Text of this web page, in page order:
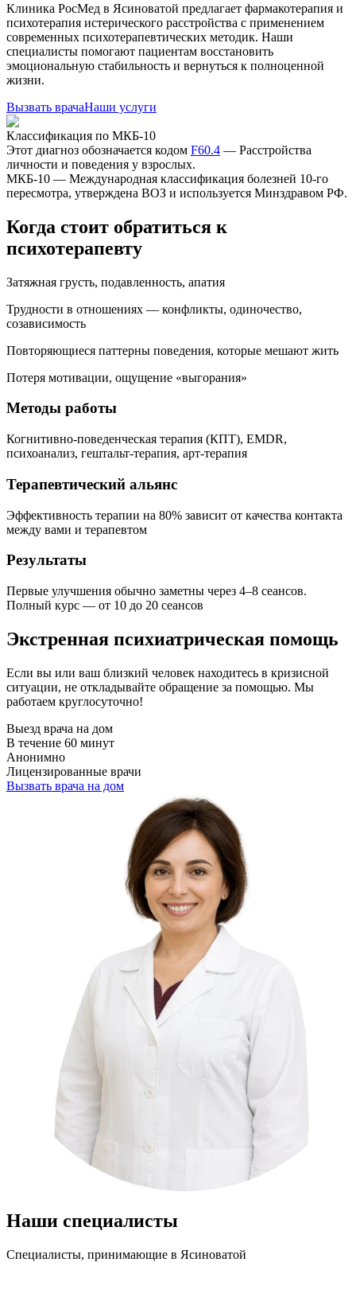
Клиника РосМед в Ясиноватой предлагает фармакотерапия и
психотерапия истерического расстройства с применением
современных психотерапевтических методик. Наши
специалисты помогают пациентам восстановить
эмоциональную стабильность и вернуться к полноценной
жизни.
Вызвать врачаНаши услуги
Классификация по МКБ-10
Этот диагноз обозначается кодом F60.4 — Расстройства
личности и поведения у взрослых.
МКБ-10 — Международная классификация болезней 10-го
пересмотра, утверждена ВОЗ и используется Минздравом РФ.
Когда стоит обратиться к
психотерапевту
Затяжная грусть, подавленность, апатия
Трудности в отношениях — конфликты, одиночество,
созависимость
Повторяющиеся паттерны поведения, которые мешают жить
Потеря мотивации, ощущение «выгорания»
Методы работы
Когнитивно-поведенческая терапия (КПТ), EMDR,
психоанализ, гештальт-терапия, арт-терапия
Терапевтический альянс
Эффективность терапии на 80% зависит от качества контакта
между вами и терапевтом
Результаты
Первые улучшения обычно заметны через 4–8 сеансов.
Полный курс — от 10 до 20 сеансов
Экстренная психиатрическая помощь
Если вы или ваш близкий человек находитесь в кризисной
ситуации, не откладывайте обращение за помощью. Мы
работаем круглосуточно!
Выезд врача на дом
В течение 60 минут
Анонимно
Лицензированные врачи
Вызвать врача на дом
Наши специалисты
Специалисты, принимающие в Ясиноватой